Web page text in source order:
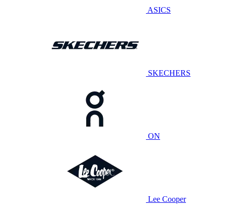
ASICS
SKECHERS
ON
Lee Cooper